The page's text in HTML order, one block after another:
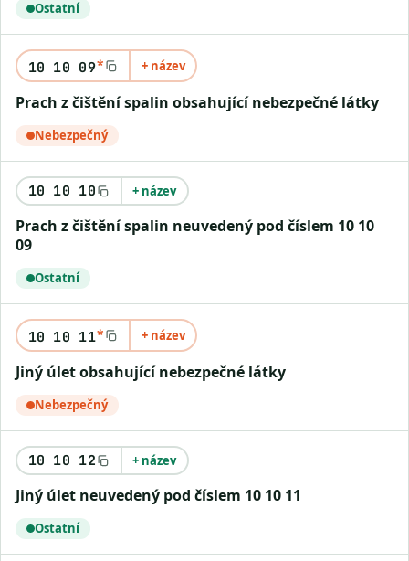
Ostatní
10 10 09* + název
Prach z čištění spalin obsahující nebezpečné látky
Nebezpečný
10 10 10 + název
Prach z čištění spalin neuvedený pod číslem 10 10
09
Ostatní
10 10 11* + název
Jiný úlet obsahující nebezpečné látky
Nebezpečný
10 10 12 + název
Jiný úlet neuvedený pod číslem 10 10 11
Ostatní